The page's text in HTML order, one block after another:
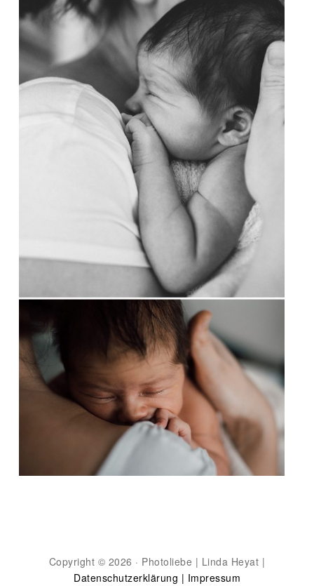
Copyright © 2026 · Photoliebe | Linda Heyat |
Datenschutzerklärung | Impressum